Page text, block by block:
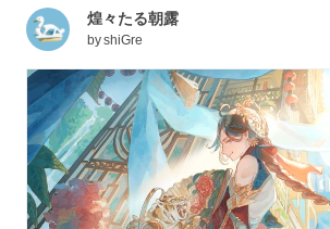
煌々たる朝露
byshiGre